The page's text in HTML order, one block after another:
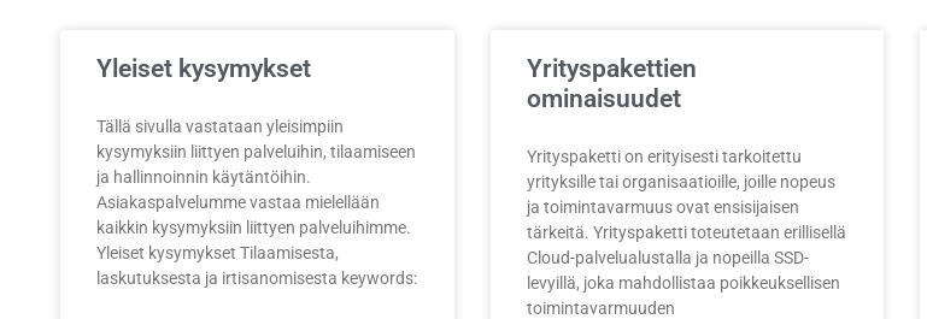
Yleiset kysymykset
Tällä sivulla vastataan yleisimpiin
kysymyksiin liittyen palveluihin, tilaamiseen
ja hallinnoinnin käytäntöihin.
Asiakaspalvelumme vastaa mielellään
kaikkin kysymyksiin liittyen palveluihimme.
Yleiset kysymykset Tilaamisesta,
laskutuksesta ja irtisanomisesta keywords:
Yrityspakettien
ominaisuudet
Yrityspaketti on erityisesti tarkoitettu
yrityksille tai organisaatioille, joille nopeus
ja toimintavarmuus ovat ensisijaisen
tärkeitä. Yrityspaketti toteutetaan erillisellä
Cloud-palvelualustalla ja nopeilla SSD-
levyillä, joka mahdollistaa poikkeuksellisen
toimintavarmuuden